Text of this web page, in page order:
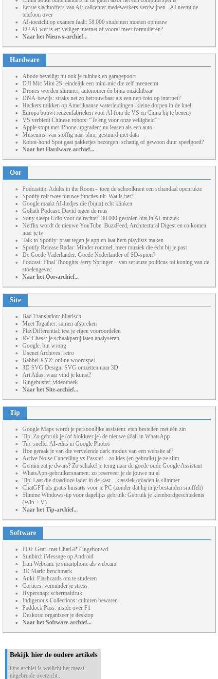
Eerste slachtoffers van AI: callcenter medewerkers verdwijnen - AI neemt de
telefoon over
AI-toezicht op examen faalt: 58.000 studenten moeten opnieuw
EU AI-wet is er: veiliger internet of vooral meer formulieren?
Naar het Nieuws-archief...
Hardware
Abode beveiligt nu ook je tuinhek en garagepoort
DJI Mic Mini 2S: eindelijk een mini-mic die zelf meeneemt
Drones worden slimmer, autonomer én bijna onzichtbaar
DNA-bewijs: straks net zo betrouwbaar als een nep-foto op internet?
Hackers mikken op Amerikaanse waterleidingen: kleine dorpen in de knel
Europa bouwt reuzenfabrieken voor AI (om de VS en China bij te benen)
VS verbiedt Chinese robots: “Te eng voor onze veiligheid”
Apple stopt met iPhone-upgraden: nu leasen als een auto
Museums: van stoffig naar slim, gestuurd met data
Robot-hond Spot gaat pakketjes bezorgen: schattig of gewoon duur speelgoed?
Naar het Hardware-archief...
Oor
Podcasttip: Adults in the Room – toen de schoolkrant een schandaal openrukte
Spotify rolt twee nieuwe functies uit. Wat is het?
Google maakt AI-liedjes die (bijna) echt klinken
Goliath Podcast: David tegen de reus
Sony sleept Udio voor de rechter: 30.000 gestolen hits in AI-muziek
Netflix wordt de nieuwe YouTube: BuzzFeed, Architectural Digest en co komen
naar je tv
Talk to Spotify: praat tegen je app en laat hem playlists maken
Spotify Release Radar: Minder rommel, meer muziek die écht bij je past
De Goede Vaderlander: Goede Nederlander of SD-spion?
Podcast: Final Thoughts Jerry Springer – van serieuze politicus tot koning van de
stoelengevec
Naar het Oor-archief...
Site
Bad Translation: hilarisch
Meet Togather: samen afspreken
PlayDifferential: test je eigen vooroordelen
RV Chess: je schaakpartij laten analyseren
Google, but wrong
Usenet Archives: retro
Babbel XYZ: online woordspel
3D SVG Design: SVG omzetten naar 3D
Art Atlas: waar vind je kunst?
Bingebuster: videotheek
Naar het Site-archief...
Tip
Google Maps wordt je persoonlijke assistent: eten bestellen met één zin
Tip: Zo gebruik je (of blokkeer je) de nieuwe @all in WhatsApp
Tip: sneller AI-edits in Google Photos
Hoe geraak je van die vervelende dark modus van een website af?
Active Noise Cancelling vs Passief – zo kies (en gebruikt) je ze slim
Gemini zat je dwars? Zo schakel je terug naar de goede oude Google Assistant
WhatsApp-gebruikersnamen: zo reserveer je de jouwe nu al
Tip: Laat die draadloze lader in de kast – klassiek opladen is slimmer
ChatGPT als gratis huisarts voor je PC (zonder dat hij in je bestanden snuffelt)
Slimme Windows-tip voor dagelijks gebruik: Gebruik je klembordgeschiedenis
(Win + V)
Naar het Tip-archief...
Software
PDF Gear: met ChatGPT ingebouwd
Sunbird: iMessage op Android
Irun Webcam: je smartphone als webcam
3D Mark: benchmark
Anki: Flashcards om te studeren
Cortices: verminder je stress
Hypersnap: schermafdruk
Indigenous Collections: culturen bewaren
Paddock Pass: inside over F1
Deskora: organiseer je desktop
Naar het Software-archief...
Bekijk hier de oudere artikels
Ons archief is wellicht het meest
uitgebreide overzicht...